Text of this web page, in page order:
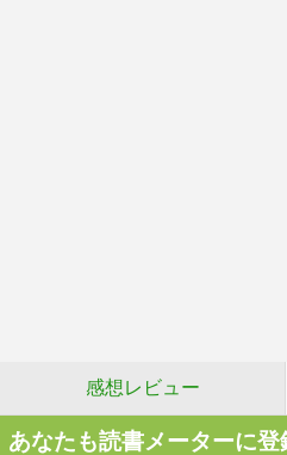
感想レビュー
あなたも読書メーターに